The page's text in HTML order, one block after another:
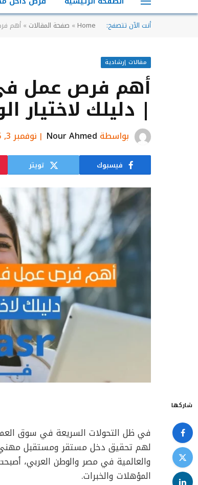
أنت الآن تتصفح: Home
» صفحة المقالات » أهم فرص عمل
مقالات إرشادية
| دليلك لاختيار
بواسطة Nour Ahmed نوفمبر 3, 2025
فيسبوك تويتر
شاركها
في ظل التحولات السريعة في سوق
لهم تحقيق دخل مستقر ومستقبل مهني
والعالمية في مصر والوطن العربي،
المؤهلات والخبرات.